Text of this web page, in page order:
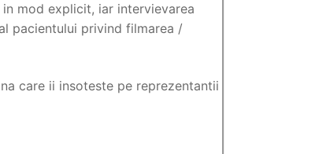
mod explicit, iar intervievarea
pacientului privind filmarea /
care ii insoteste pe reprezentantii